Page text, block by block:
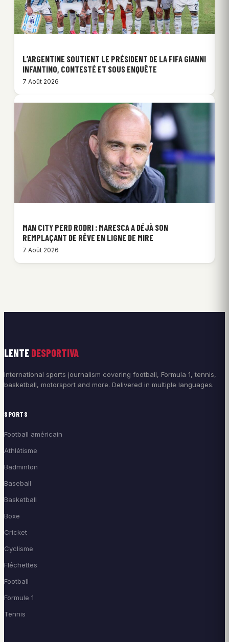
L’ARGENTINE SOUTIENT LE PRÉSIDENT DE LA FIFA GIANNI
INFANTINO, CONTESTÉ ET SOUS ENQUÊTE
7 Août 2026
MAN CITY PERD RODRI : MARESCA A DÉJÀ SON
REMPLAÇANT DE RÊVE EN LIGNE DE MIRE
7 Août 2026
LENTE DESPORTIVA
International sports journalism covering football, Formula 1, tennis,
basketball, motorsport and more. Delivered in multiple languages.
SPORTS
Football américain
Athlétisme
Badminton
Baseball
Basketball
Boxe
Cricket
Cyclisme
Fléchettes
Football
Formule 1
Tennis